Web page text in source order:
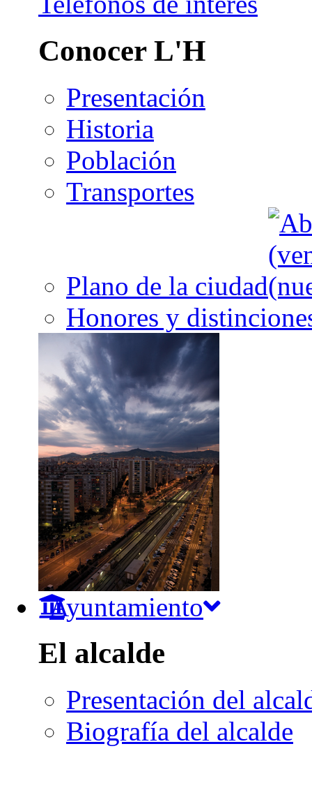
Conocer L'H
Presentación
Historia
Población
Transportes
Plano de la ciudad
Honores y
Ayuntamiento
El alcalde
Presentación del
Biografía del alcalde